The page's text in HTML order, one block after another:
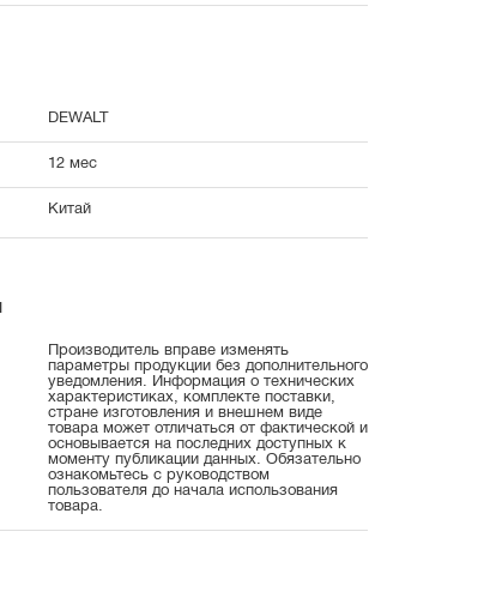
DEWALT
12 мес
Китай
Производитель вправе изменять
параметры продукции без дополнительного
уведомления. Информация о технических
характеристиках, комплекте поставки,
стране изготовления и внешнем виде
товара может отличаться от фактической и
основывается на последних доступных к
моменту публикации данных. Обязательно
ознакомьтесь с руководством
пользователя до начала использования
товара.